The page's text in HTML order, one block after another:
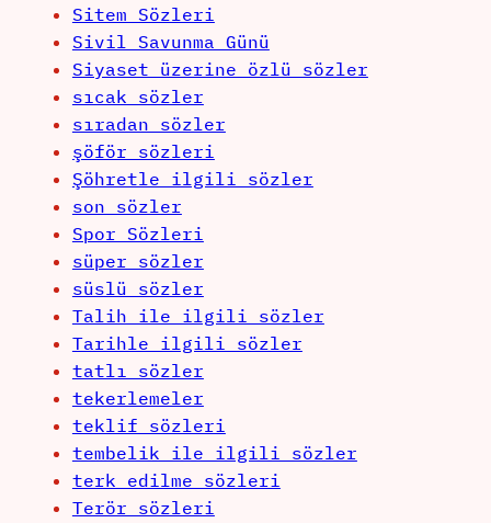
Sitem Sözleri
Sivil Savunma Günü
Siyaset üzerine özlü sözler
sıcak sözler
sıradan sözler
şöför sözleri
Şöhretle ilgili sözler
son sözler
Spor Sözleri
süper sözler
süslü sözler
Talih ile ilgili sözler
Tarihle ilgili sözler
tatlı sözler
tekerlemeler
teklif sözleri
tembelik ile ilgili sözler
terk edilme sözleri
Terör sözleri